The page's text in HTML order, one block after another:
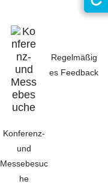
Konferenz-
und
Messebesuc
he
Regelmäßig
es Feedback